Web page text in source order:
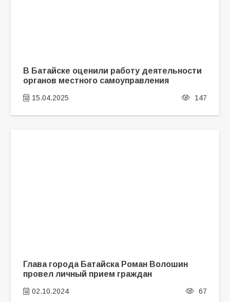
В Батайске оценили работу деятельности
органов местного самоуправления
15.04.2025 147
Глава города Батайска Роман Волошин
провел личный прием граждан
02.10.2024 67